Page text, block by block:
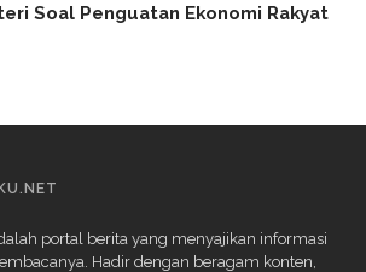
Soal Penguatan Ekonomi Rakyat
portal berita yang menyajikan informasi
Hadir dengan beragam konten,